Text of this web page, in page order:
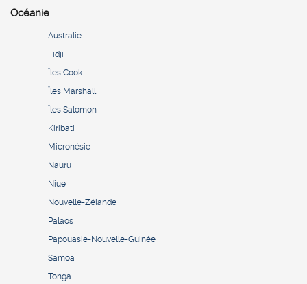
Océanie
Australie
Fidji
Îles Cook
Îles Marshall
Îles Salomon
Kiribati
Micronésie
Nauru
Niue
Nouvelle-Zélande
Palaos
Papouasie-Nouvelle-Guinée
Samoa
Tonga